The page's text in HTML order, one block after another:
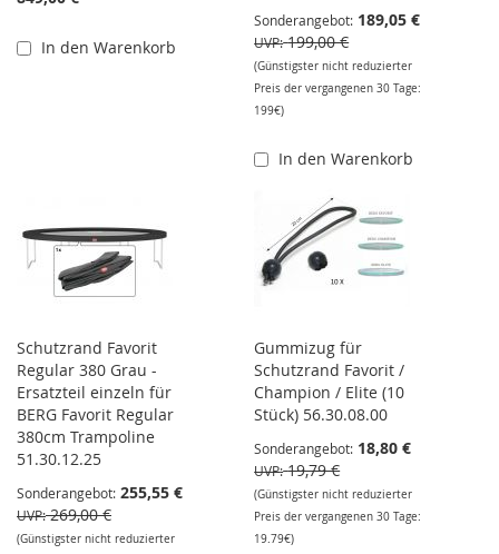
In den Warenkorb
Sonderangebot 189,05 €
UVP 199,00 €
(Günstigster nicht reduzierter
Preis der vergangenen 30 Tage:
199€)
In den Warenkorb
Schutzrand Favorit
Regular 380 Grau -
Ersatzteil einzeln für
BERG Favorit Regular
380cm Trampoline
51.30.12.25
Sonderangebot 255,55 €
UVP 269,00 €
(Günstigster nicht reduzierter
Gummizug für
Schutzrand Favorit /
Champion / Elite (10
Stück) 56.30.08.00
Sonderangebot 18,80 €
UVP 19,79 €
(Günstigster nicht reduzierter
Preis der vergangenen 30 Tage:
19.79€)